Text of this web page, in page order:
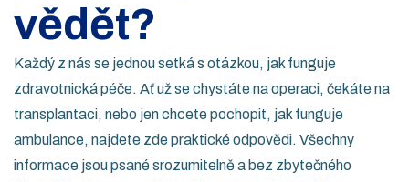
vědět?
Každý z nás se jednou setká s otázkou, jak funguje
zdravotnická péče. Ať už se chystáte na operaci, čekáte na
transplantaci, nebo jen chcete pochopit, jak funguje
ambulance, najdete zde praktické odpovědi. Všechny
informace jsou psané srozumitelně a bez zbytečného